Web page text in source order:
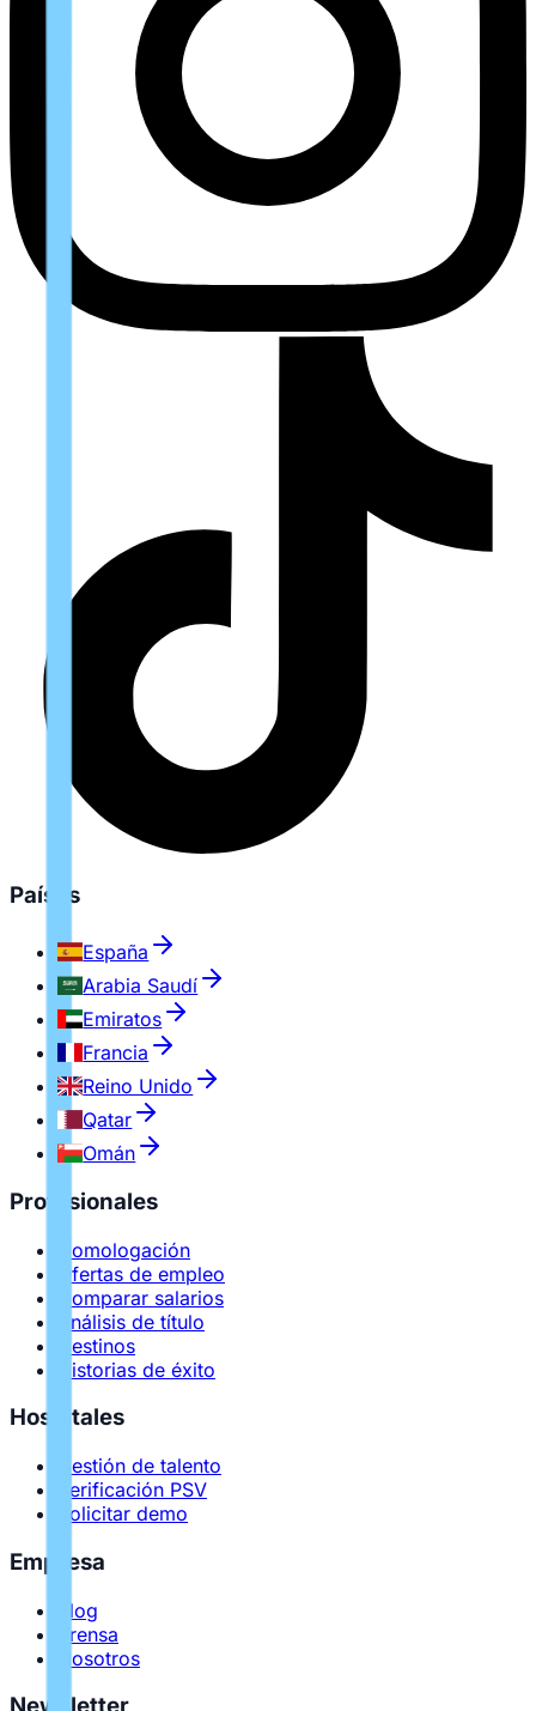
Países
España
Arabia Saudí
Emiratos
Francia
Reino Unido
Qatar
Omán
Profesionales
Homologación
Ofertas de empleo
Comparar salarios
Análisis de título
Destinos
Historias de éxito
Hospitales
Gestión de talento
Verificación PSV
Solicitar demo
Empresa
Blog
Prensa
Nosotros